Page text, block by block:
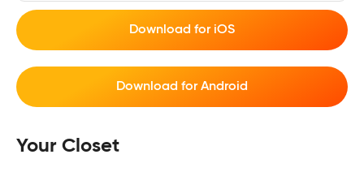
Download for iOS
Download for Android
Your Closet